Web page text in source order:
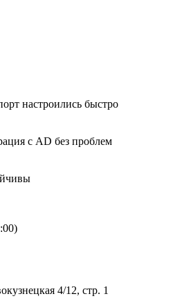
настроились быстро
с AD без проблем
4/12, стр. 1